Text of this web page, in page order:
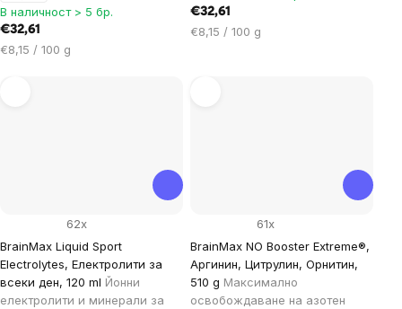
В наличност > 5 бр.
€32,61
Цена
€8,15 / 100 g
€32,61
Цена
€8,15 / 100 g
BrainMax Liquid Sport
Electrolytes, Електролити за
всеки ден, 120 ml Йонни
електролити и минерали за
62x
BrainMax NO Booster Extreme®,
Аргинин, Цитрулин, Орнитин,
510 g Максимално
освобождаване на азотен
61x